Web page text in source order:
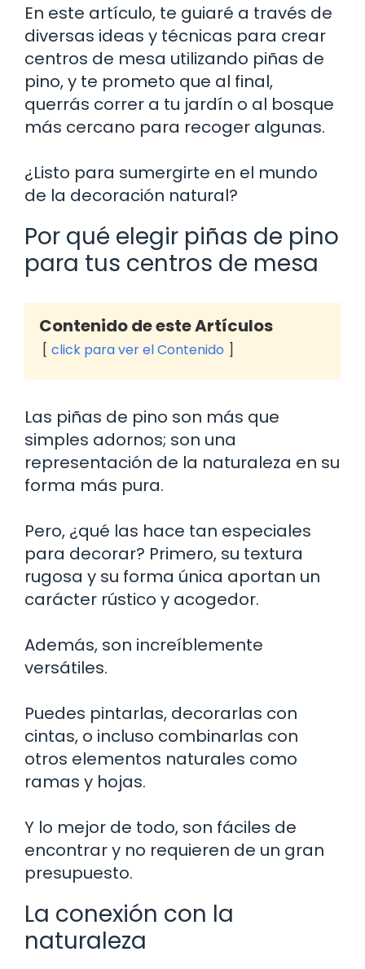
En este artículo, te guiaré a través de
diversas ideas y técnicas para crear
centros de mesa utilizando piñas de
pino, y te prometo que al final,
querrás correr a tu jardín o al bosque
más cercano para recoger algunas.
¿Listo para sumergirte en el mundo
de la decoración natural?
Por qué elegir piñas de pino
para tus centros de mesa
Contenido de este Artículos
click para ver el Contenido
Las piñas de pino son más que
simples adornos; son una
representación de la naturaleza en su
forma más pura.
Pero, ¿qué las hace tan especiales
para decorar? Primero, su textura
rugosa y su forma única aportan un
carácter rústico y acogedor.
Además, son increíblemente
versátiles.
Puedes pintarlas, decorarlas con
cintas, o incluso combinarlas con
otros elementos naturales como
ramas y hojas.
Y lo mejor de todo, son fáciles de
encontrar y no requieren de un gran
presupuesto.
La conexión con la
naturaleza